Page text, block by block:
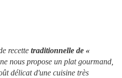
recette traditionnelle de «
nous propose un plat gourmand,
délicat d'une cuisine très